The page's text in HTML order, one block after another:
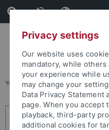
Skip
to
content
Skip
to
footer
You are here: Home ... 2
Privacy settings
Our website uses
mandatory, while
your experience while
may change your
Data Privacy Statement
page. When you accept
playback, third-party
additional cookies for